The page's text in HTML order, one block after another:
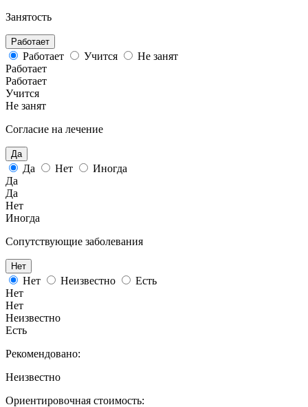
Занятость
Работает
Работает Учится
Не занят
Работает
Работает
Учится
Не занят
Согласие на лечение
Да
Да Нет
Иногда
Да
Да
Нет
Иногда
Сопутствующие заболевания
Нет
Нет Неизвестно
Есть
Нет
Нет
Неизвестно
Есть
Рекомендовано:
Неизвестно
Ориентировочная стоимость: